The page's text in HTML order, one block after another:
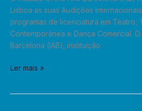
Lisboa as suas Audições
programas de licenciatura em Teatro,
Contemporânea e Dança Comercial.
Barcelona (IAB), instituição
no
Porto
e
em
Lisboa
suas
Internacionais
Ler mais »